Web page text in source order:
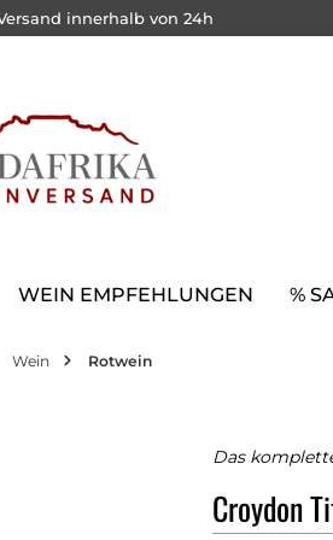
innerhalb von 24h
WEIN EMPFEHLUNGEN %
Wein Rotwein
Das
Croydon